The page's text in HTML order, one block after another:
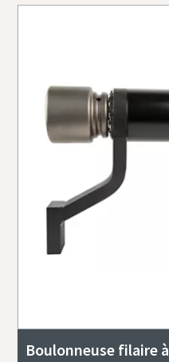
Boulonneuse filaire